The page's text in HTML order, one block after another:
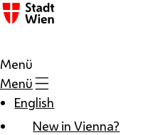
Zum Inhalt
Menü
Menü
English
New in Vienna?